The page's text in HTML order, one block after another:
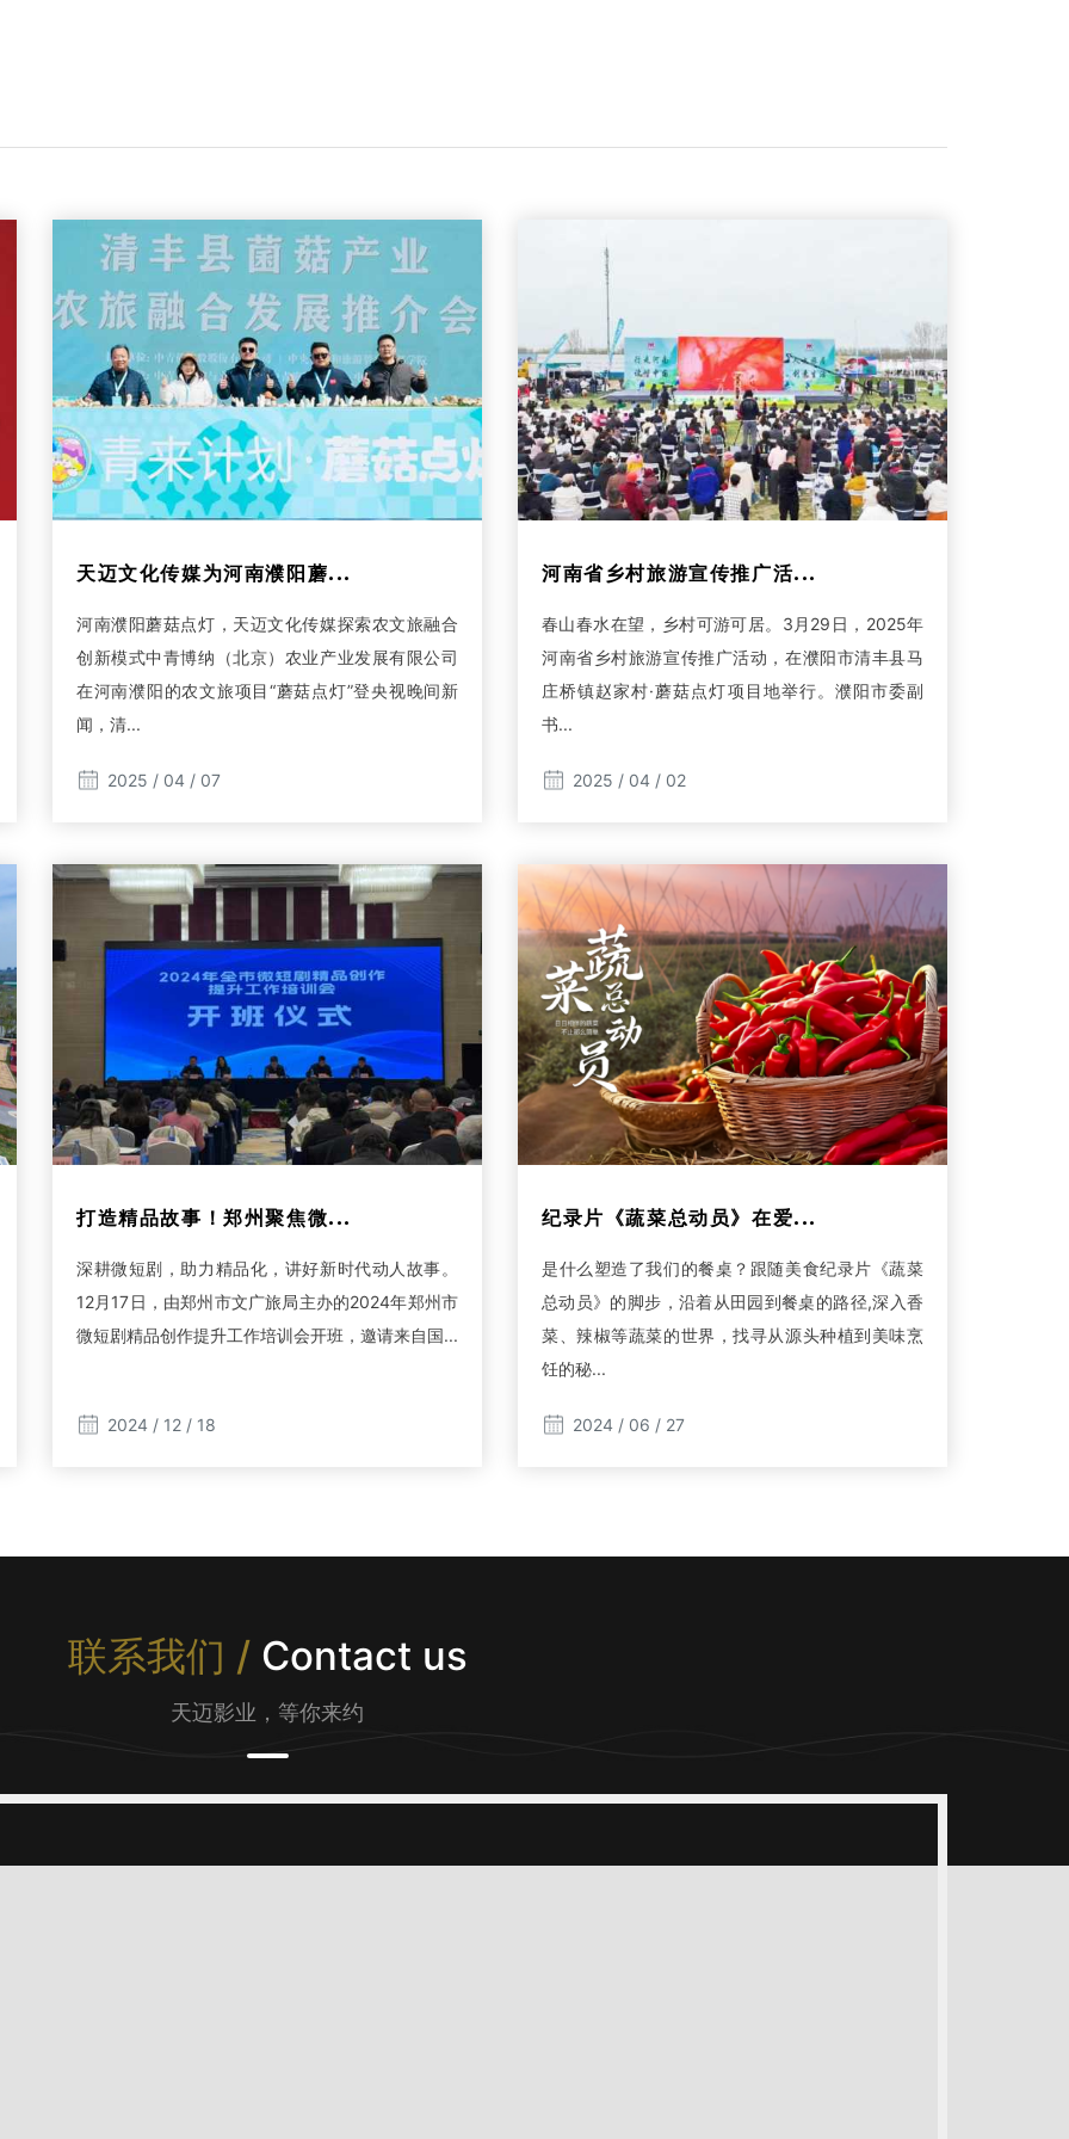
天迈文化传媒为河南濮阳蘑...
河南濮阳蘑菇点灯，天迈文化传媒探索农文旅融合
创新模式中青博纳（北京）农业产业发展有限公司
在河南濮阳的农文旅项目“蘑菇点灯”登央视晚间新
闻，清...
2025 / 04 / 07
河南省乡村旅游宣传推广活...
春山春水在望，乡村可游可居。3月29日，2025年
河南省乡村旅游宣传推广活动，在濮阳市清丰县马
庄桥镇赵家村·蘑菇点灯项目地举行。濮阳市委副
书...
2025 / 04 / 02
打造精品故事！郑州聚焦微...
深耕微短剧，助力精品化，讲好新时代动人故事。
12月17日，由郑州市文广旅局主办的2024年郑州市
微短剧精品创作提升工作培训会开班，邀请来自国...
2024 / 12 / 18
纪录片《蔬菜总动员》在爱...
是什么塑造了我们的餐桌？跟随美食纪录片《蔬菜
总动员》的脚步，沿着从田园到餐桌的路径,深入香
菜、辣椒等蔬菜的世界，找寻从源头种植到美味烹
饪的秘...
2024 / 06 / 27
联系我们 / Contact us
天迈影业，等你来约